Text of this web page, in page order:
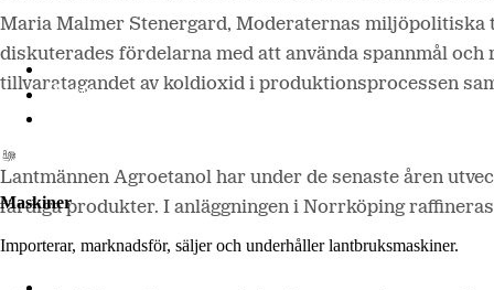
LM2
Maskiner
Importerar, marknadsför, säljer och underhåller lantbruksmaskiner.
Maria Malmer Stenergard, Moderaternas miljöpolitiska
diskuterades fördelarna med att använda spannmål
tillvaratagandet av koldioxid i produktionsprocessen
Lantmännen Agroetanol har under de senaste åren
färdiga produkter. I anläggningen i Norrköping